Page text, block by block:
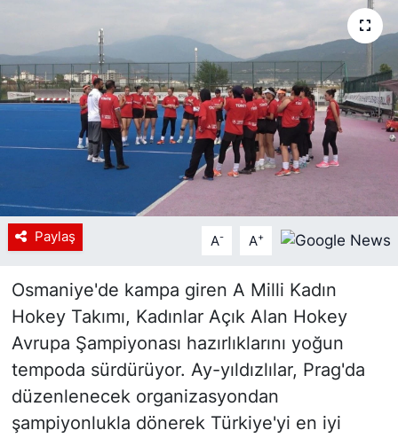
Paylaş A- A+
Osmaniye'de kampa giren A Milli Kadın
Hokey Takımı, Kadınlar Açık Alan Hokey
Avrupa Şampiyonası hazırlıklarını yoğun
tempoda sürdürüyor. Ay-yıldızlılar, Prag'da
düzenlenecek organizasyondan
şampiyonlukla dönerek Türkiye'yi en iyi
Haberde insan
Tanıtım